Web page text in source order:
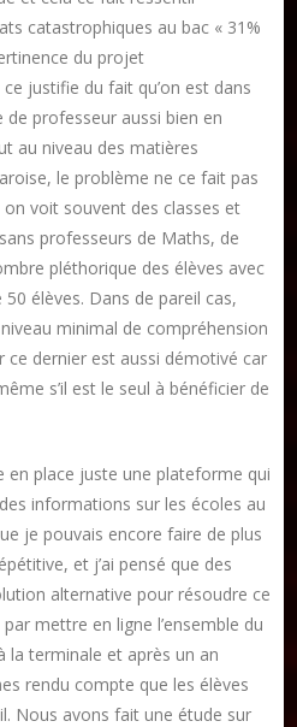
catastrophiques au bac « 31%
du projet
justifie du fait qu’on est dans
de professeur aussi bien en
au niveau des matières
le problème ne ce fait pas
voit souvent des classes et
professeurs de Maths, de
pléthorique des élèves avec
élèves. Dans de pareil cas,
minimal de compréhension
ce dernier est aussi démotivé car
s’il est le seul à bénéficier de
place juste une plateforme qui
informations sur les écoles au
je pouvais encore faire de plus
et j’ai pensé que des
alternative pour résoudre ce
mettre en ligne l’ensemble du
la terminale et après un an
rendu compte que les élèves
Nous avons fait une étude sur